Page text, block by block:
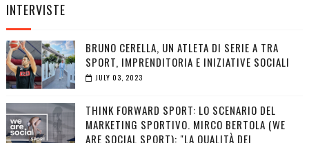
INTERVISTE
BRUNO CERELLA, UN ATLETA DI SERIE A TRA
SPORT, IMPRENDITORIA E INIZIATIVE SOCIALI
JULY 03, 2023
THINK FORWARD SPORT: LO SCENARIO DEL
MARKETING SPORTIVO. MIRCO BERTOLA (WE
ARE SOCIAL SPORT): "LA QUALITÀ DEI